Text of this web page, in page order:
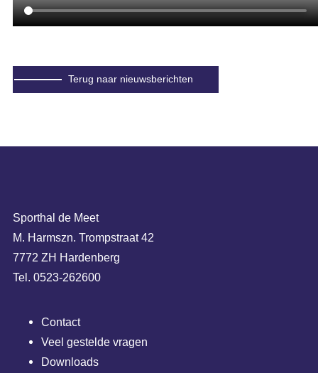
Terug naar nieuwsberichten
Sporthal de Meet
M. Harmszn. Trompstraat 42
7772 ZH Hardenberg
Tel. 0523-262600
Contact
Veel gestelde vragen
Downloads